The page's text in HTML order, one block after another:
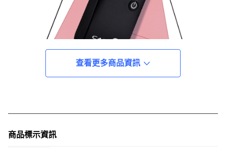
查看更多商品資訊
商品標示資訊